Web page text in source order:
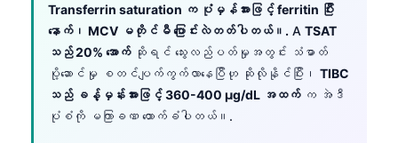
Transferrin saturation က ပုံမှန်အားဖြင့် ferritin ပြီး
နောက်၊ MCV မတိုင်မီ ပြောင်းလဲတတ်ပါတယ်။. A TSAT
သည် 20% အောက်ဆိုရင် သွေးလည်ပတ်မှုအတွင်း သံဓာတ်
ပို့ဆောင်မှု စတင်ပျက်ကွက်လာနေပြီဟု ဆိုလိုနိုင်ပြီး၊ TIBC
သည် ခန့်မှန်းအားဖြင့် 360-400 µg/dL အထက်က အဲဒီ
ပုံစံကို မကြာခဏ ထောက်ခံပါတယ်။.